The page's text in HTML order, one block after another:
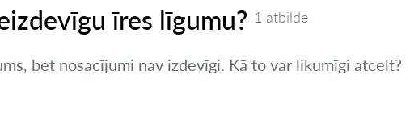
īres līgumu? 1 atbilde
bet nosacījumi nav izdevīgi. Kā to var likumīgi atcelt?